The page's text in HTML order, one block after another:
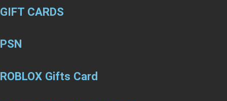
GIFT CARDS
PSN
ROBLOX Gifts Card